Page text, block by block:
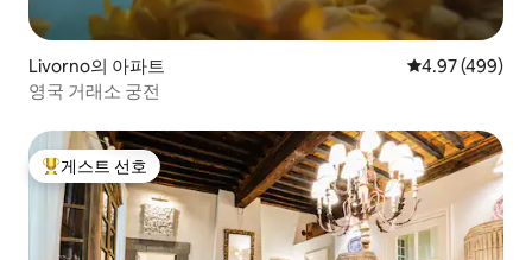
Livorno의 아파트 평점 4.97점(5
4.97 (499)
영국 거래소 궁전
상위 게스트 선호
게스트 선호